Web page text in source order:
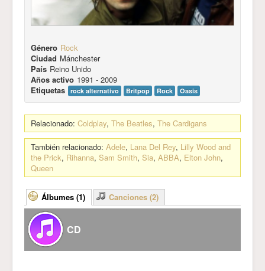
Género Rock
Ciudad Mánchester
País Reino Unido
Años activo 1991 - 2009
Etiquetas rock alternativo Britpop Rock Oasis
Relacionado: Coldplay, The Beatles, The Cardigans
También relacionado: Adele, Lana Del Rey, Lilly Wood and
the Prick, Rihanna, Sam Smith, Sia, ABBA, Elton John,
Queen
Álbumes (1) Canciones (2)
CD